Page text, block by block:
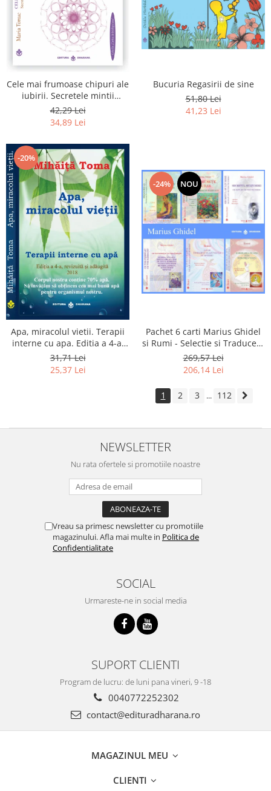
Cele mai frumoase chipuri ale
iubirii. Secretele mintii
omenesti in opera marelui
initiat, Rumi
42,29 Lei
34,89 Lei
Bucuria Regasirii de sine
51,80 Lei
41,23 Lei
-20%
Apa, miracolul vietii. Terapii
interne cu apa. Editia a 4-a,
revizuita si adaugita.
31,71 Lei
25,37 Lei
-24% NOU
Pachet 6 carti Marius Ghidel
si Rumi - Selectie si Traducere
de Marius Ghidel
269,57 Lei
206,14 Lei
1 2 3 ... 112
NEWSLETTER
Nu rata ofertele si promotiile noastre
Vreau sa primesc newsletter cu promotiile
magazinului. Afla mai multe in Politica de
Confidentialitate
SOCIAL
Urmareste-ne in social media
SUPORT CLIENTI
Program de lucru: de luni pana vineri, 9 -18
0040772252302
contact@edituradharana.ro
MAGAZINUL MEU
CLIENTI